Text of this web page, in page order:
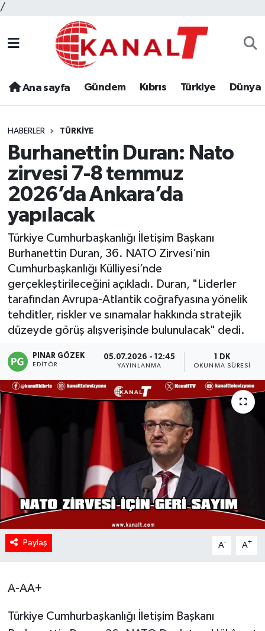
/
Ana sayfa Gündem Kıbrıs Türkiye Dünya
HABERLER TÜRKIYE
Burhanettin Duran: Nato
zirvesi 7-8 temmuz
2026’da Ankara’da
yapılacak
Türkiye Cumhurbaşkanlığı İletişim Başkanı
Burhanettin Duran, 36. NATO Zirvesi’nin
Cumhurbaşkanlığı Külliyesi’nde
gerçekleştirileceğini açıkladı. Duran, "Liderler
tarafından Avrupa-Atlantik coğrafyasına yönelik
tehditler, riskler ve sınamalar hakkında stratejik
düzeyde görüş alışverişinde bulunulacak" dedi.
PINAR GÖZEK
EDITÖR
05.07.2026 - 12:45
YAYINLANMA
1 DK
OKUNMA SÜRESI
Paylaş A- A+
A-AA+
Türkiye Cumhurbaşkanlığı İletişim Başkanı